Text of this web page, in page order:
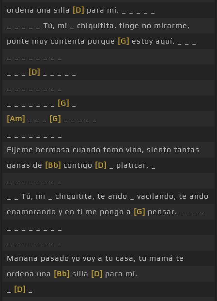
ordena una silla [D] para mí. _ _ _ _ _
_ _ _ _ _ Tú, mi _ chiquitita, finge no mirarme,
ponte muy contenta porque [G] estoy aquí. _ _ _
[D]
[G]
[Am]
[G]
Fíjeme hermosa cuando tomo vino, siento tantas
ganas de [Bb] contigo [D]
_ platicar. _
_ _ Tú, mi _ chiquitita, te ando _ vacilando, te ando
enamorando y en ti me pongo a [G] pensar. _ _ _ _
Mañana pasado yo voy a tu casa, tu mamá te
ordena una [Bb] silla [D] para mí.
[D]